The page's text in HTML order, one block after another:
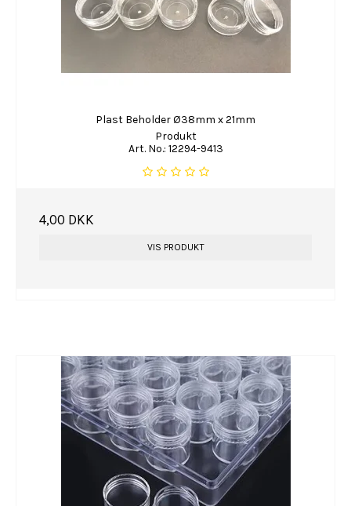
Plast Beholder Ø38mm x 21mm
Produkt
Art. No.: 12294-9413
4,00 DKK
VIS PRODUKT